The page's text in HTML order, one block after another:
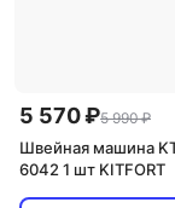
5 570 ₽5 990 ₽
Швейная машина
6042 1 шт KITFORT